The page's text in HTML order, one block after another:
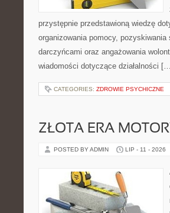
przystępnie przedstawioną wiedzę
organizowania pomocy, pozyskiwania
darczyńcami oraz angażowania
wiadomości dotyczące działalności
CATEGORIES: ZDROWIE PSYCHICZNE
ZŁOTA ERA
POSTED BY ADMIN LIP - 11 - 2026